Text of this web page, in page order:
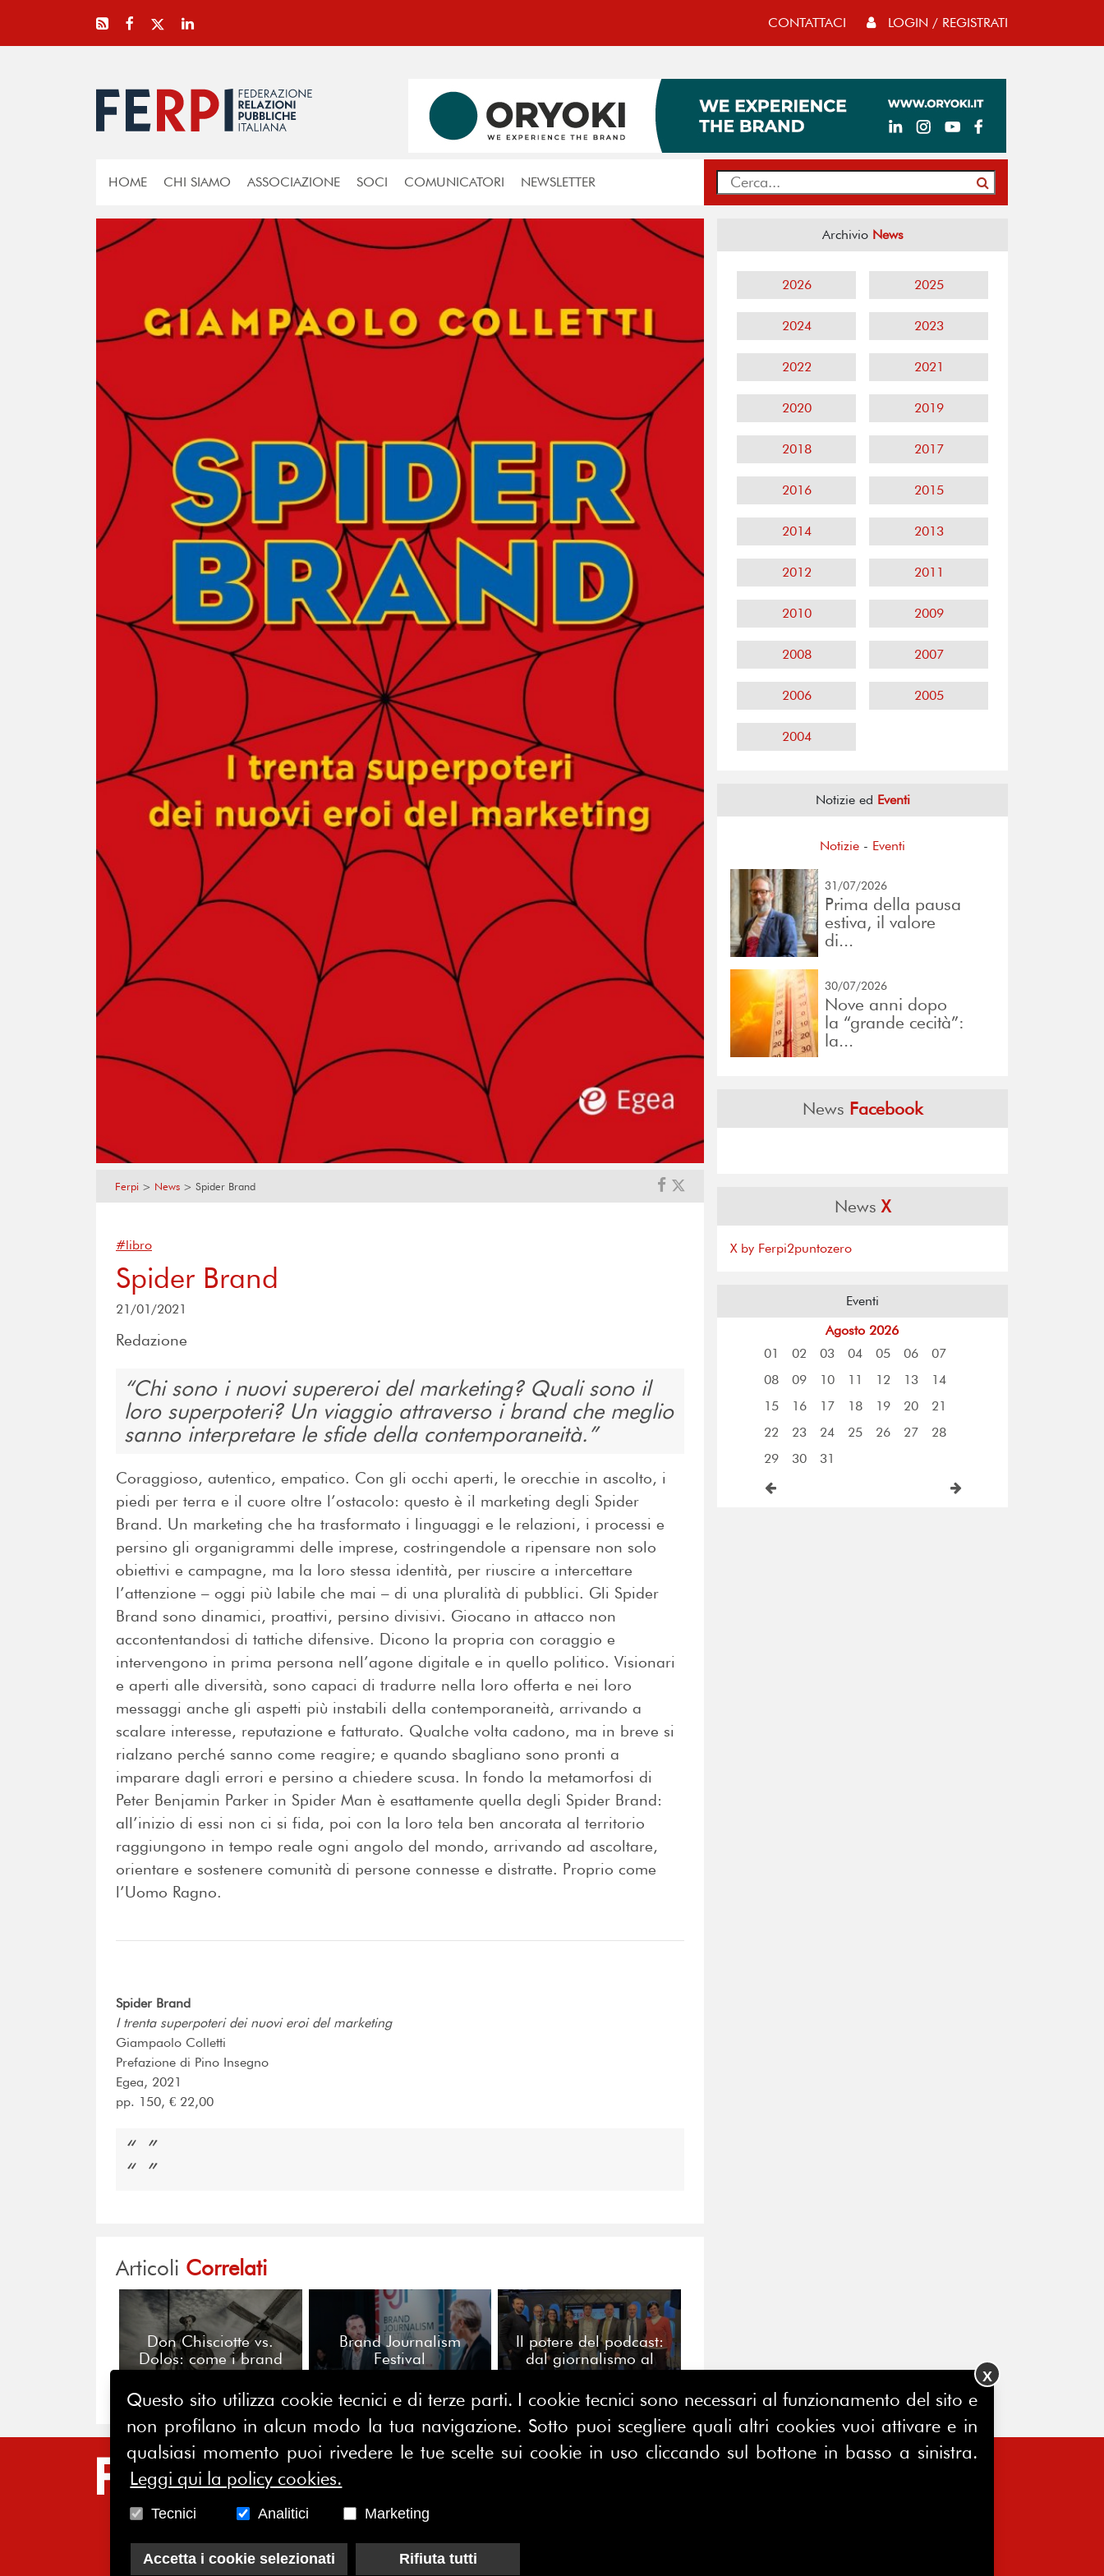
CONTATTACI LOGIN / REGISTRATI
HOME CHI SIAMO ASSOCIAZIONE SOCI COMUNICATORI NEWSLETTER
Ferpi > News > Spider Brand
#libro
Spider Brand
21/01/2021
Redazione
Chi sono i nuovi supereroi del marketing? Quali sono il
loro superpoteri? Un viaggio attraverso i brand che meglio
sanno interpretare le sfide della contemporaneità.
Coraggioso, autentico, empatico. Con gli occhi aperti, le orecchie in ascolto, i
piedi per terra e il cuore oltre l’ostacolo: questo è il marketing degli Spider
Brand. Un marketing che ha trasformato i linguaggi e le relazioni, i processi e
persino gli organigrammi delle imprese, costringendole a ripensare non solo
obiettivi e campagne, ma la loro stessa identità, per riuscire a intercettare
l’attenzione – oggi più labile che mai – di una pluralità di pubblici. Gli Spider
Brand sono dinamici, proattivi, persino divisivi. Giocano in attacco non
accontentandosi di tattiche difensive. Dicono la propria con coraggio e
intervengono in prima persona nell’agone digitale e in quello politico. Visionari
e aperti alle diversità, sono capaci di tradurre nella loro offerta e nei loro
messaggi anche gli aspetti più instabili della contemporaneità, arrivando a
scalare interesse, reputazione e fatturato. Qualche volta cadono, ma in breve si
rialzano perché sanno come reagire; e quando sbagliano sono pronti a
imparare dagli errori e persino a chiedere scusa. In fondo la metamorfosi di
Peter Benjamin Parker in Spider Man è esattamente quella degli Spider Brand:
all’inizio di essi non ci si fida, poi con la loro tela ben ancorata al territorio
raggiungono in tempo reale ogni angolo del mondo, arrivando ad ascoltare,
orientare e sostenere comunità di persone connesse e distratte. Proprio come
l’Uomo Ragno.
Spider Brand
I trenta superpoteri dei nuovi eroi del marketing
Giampaolo Colletti
Prefazione di Pino Insegno
Egea, 2021
pp. 150, € 22,00
Articoli Correlati
Don Chisciotte vs.
Dolos: come i brand
distruggono
compulsivamente valore
Brand Journalism
Festival
Il potere del podcast:
dal giornalismo al
branded content
Archivio News
2026 2025
2024 2023
2022 2021
2020 2019
2018 2017
2016 2015
2014 2013
2012 2011
2010 2009
2008 2007
2006 2005
2004
Notizie ed Eventi
Notizie - Eventi
31/07/2026
Prima della pausa
estiva, il valore
di...
30/07/2026
Nove anni dopo
la “grande cecità”:
la...
News Facebook
NewsX
X by Ferpi2puntozero
Eventi
Agosto 2026
01
02 03 04 05 06
07
08
09 10 11 12 13
14
15
16 17 18 19 20
21
22
23 24 25 26 27
28
29
30 31
ASSOCIAZIONE
Questo sito utilizza cookie tecnici e di terze parti. I cookie tecnici sono necessari al funzionamento del sito e
non profilano in alcun modo la tua navigazione. Sotto puoi scegliere quali altri cookies vuoi attivare e in
qualsiasi momento puoi rivedere le tue scelte sui cookie in uso cliccando sul bottone in basso a sinistra.
Leggi qui la policy cookies.
Tecnici Analitici Marketing
Accetta i cookie selezionati Rifiuta tutti
X